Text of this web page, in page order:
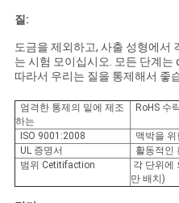
질:
도금을 제외하고, 사출 성형에서
는 시험 모이십시오. 모든 단계
따라서 우리는 질을 통제해서 좋
엄격한 통제의 밑에 제조
하는
RoHS 수
ISO 9001:2008
맥박을 위
UL 증명서
활동적인
범위 Cetitifaction
각 단위에
만 배치)